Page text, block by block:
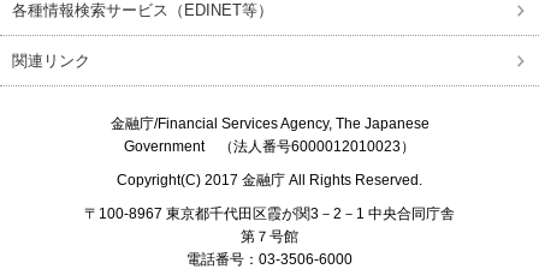
各種情報検索サービス（EDINET等）
関連リンク
金融庁/Financial Services Agency, The Japanese
Government（法人番号6000012010023）
Copyright(C) 2017 金融庁 All Rights Reserved.
〒100-8967 東京都千代田区霞が関3－2－1 中央合同庁舎
第７号館
電話番号：03-3506-6000